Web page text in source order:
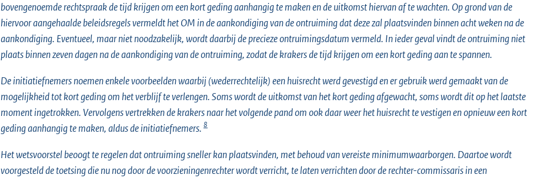
bovengenoemde rechtspraak de tijd krijgen om een kort geding aanhangig te maken en de uitkomst hiervan af te wachten. Op grond van de
hiervoor aangehaalde beleidsregels vermeldt het OM in de aankondiging van de ontruiming dat deze zal plaatsvinden binnen acht weken na de
aankondiging. Eventueel, maar niet noodzakelijk, wordt daarbij de precieze ontruimingsdatum vermeld. In ieder geval vindt de ontruiming niet
plaats binnen zeven dagen na de aankondiging van de ontruiming, zodat de krakers de tijd krijgen om een kort geding aan te spannen.
De initiatiefnemers noemen enkele voorbeelden waarbij (wederrechtelijk) een huisrecht werd gevestigd en er gebruik werd gemaakt van de
mogelijkheid tot kort geding om het verblijf te verlengen. Soms wordt de uitkomst van het kort geding afgewacht, soms wordt dit op het laatste
moment ingetrokken. Vervolgens vertrekken de krakers naar het volgende pand om ook daar weer het huisrecht te vestigen en opnieuw een kort
geding aanhangig te maken, aldus de initiatiefnemers. 8
Het wetsvoorstel beoogt te regelen dat ontruiming sneller kan plaatsvinden, met behoud van vereiste minimumwaarborgen. Daartoe wordt
voorgesteld de toetsing die nu nog door de voorzieningenrechter wordt verricht, te laten verrichten door de rechter-commissaris in een